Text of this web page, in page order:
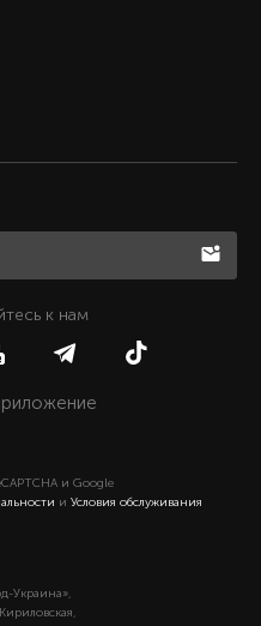
к нам
и Google
и Условия обслуживания
Украина»,